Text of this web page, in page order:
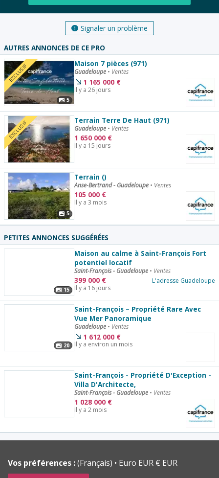
Signaler un problème
AUTRES ANNONCES DE CE PRO
EXCLUSIF
5
Maison 7 pièces (971)
Guadeloupe • Ventes
1 165 000 €
Il y a 26 jours
EXCLUSIF Terrain Terre De Haut (971)
Guadeloupe • Ventes
1 650 000 €
Il y a 15 jours
5
Terrain ()
Anse-Bertrand - Guadeloupe • Ventes
105 000 €
Il y a 3 mois
PETITES ANNONCES SUGGÉRÉES
15
Maison au calme à Saint-François Fort
potentiel locatif
Saint-François - Guadeloupe • Ventes
399 000 €
Il y a 16 jours
L'adresse Guadeloupe
20
Saint-François – Propriété Rare Avec
Vue Mer Panoramique
Guadeloupe • Ventes
1 612 000 €
Il y a environ un mois
Saint-François - Propriété D'Exception -
Villa D'Architecte,
Saint-François - Guadeloupe • Ventes
1 028 000 €
Il y a 2 mois
Vos préférences :(Français)
Euro EUR € EUR